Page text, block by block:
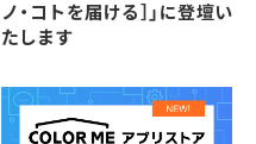
ノ・コトを届ける］」に登壇い
たします